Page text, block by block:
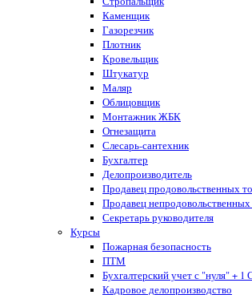
Каменщик
Газорезчик
Плотник
Кровельщик
Штукатур
Маляр
Облицовщик
Монтажник ЖБК
Огнезащита
Слесарь-сантехник
Бухгалтер
Делопроизводитель
Продавец продовольственных
Продавец непродовольственных
Секретарь руководителя
Курсы
Пожарная безопасность
ПТМ
Бухгалтерский учет с "нуля" + 1
Кадровое делопроизводство